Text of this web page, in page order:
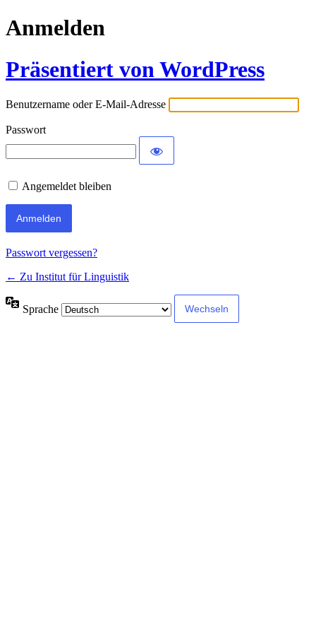
Anmelden
Präsentiert von WordPress
Benutzername oder E-Mail-Adresse
Passwort
Angemeldet bleiben
Passwort vergessen?
← Zu Institut für Linguistik
Sprache